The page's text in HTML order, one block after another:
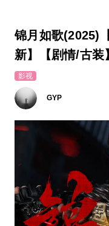
锦月如歌(2025)
新】【剧情/古装
影视
GYP